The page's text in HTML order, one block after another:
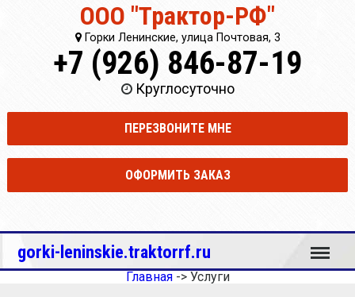
ООО "Трактор-РФ"
Горки Ленинские, улица Почтовая, 3
+7 (926) 846-87-19
Круглосуточно
ПЕРЕЗВОНИТЕ МНЕ
ОФОРМИТЬ ЗАКАЗ
gorki-leninskie.traktorrf.ru Меню
Главная-> Услуги